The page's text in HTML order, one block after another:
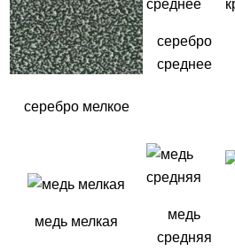
серебро мелкое
серебро
среднее
медь мелкая
медь
средняя